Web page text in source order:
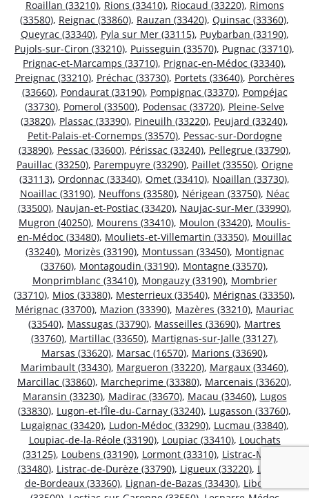
Roaillan (33210), Rions (33410), Riocaud (33220), Rimons
(33580), Reignac (33860), Rauzan (33420), Quinsac (33360),
Queyrac (33340), Pyla sur Mer (33115), Puybarban (33190),
Pujols-sur-Ciron (33210), Puisseguin (33570), Pugnac (33710),
Prignac-et-Marcamps (33710), Prignac-en-Médoc (33340),
Preignac (33210), Préchac (33730), Portets (33640), Porchères
(33660), Pondaurat (33190), Pompignac (33370), Pompéjac
(33730), Pomerol (33500), Podensac (33720), Pleine-Selve
(33820), Plassac (33390), Pineuilh (33220), Peujard (33240),
Petit-Palais-et-Cornemps (33570), Pessac-sur-Dordogne
(33890), Pessac (33600), Périssac (33240), Pellegrue (33790),
Pauillac (33250), Parempuyre (33290), Paillet (33550), Origne
(33113), Ordonnac (33340), Omet (33410), Noaillan (33730),
Noaillac (33190), Neuffons (33580), Nérigean (33750), Néac
(33500), Naujan-et-Postiac (33420), Naujac-sur-Mer (33990),
Mugron (40250), Mourens (33410), Moulon (33420), Moulis-
en-Médoc (33480), Mouliets-et-Villemartin (33350), Mouillac
(33240), Morizès (33190), Montussan (33450), Montignac
(33760), Montagoudin (33190), Montagne (33570),
Monprimblanc (33410), Mongauzy (33190), Mombrier
(33710), Mios (33380), Mesterrieux (33540), Mérignas (33350),
Mérignac (33700), Mazion (33390), Mazères (33210), Mauriac
(33540), Massugas (33790), Masseilles (33690), Martres
(33760), Martillac (33650), Martignas-sur-Jalle (33127),
Marsas (33620), Marsac (16570), Marions (33690),
Marimbault (33430), Margueron (33220), Margaux (33460),
Marcillac (33860), Marcheprime (33380), Marcenais (33620),
Maransin (33230), Madirac (33670), Macau (33460), Lugos
(33830), Lugon-et-l’Île-du-Carnay (33240), Lugasson (33760),
Lugaignac (33420), Ludon-Médoc (33290), Lucmau (33840),
Loupiac-de-la-Réole (33190), Loupiac (33410), Louchats
(33125), Loubens (33190), Lormont (33310), Listrac-Médoc
(33480), Listrac-de-Durèze (33790), Ligueux (33220), Lignan-
de-Bordeaux (33360), Lignan-de-Bazas (33430), Libourne